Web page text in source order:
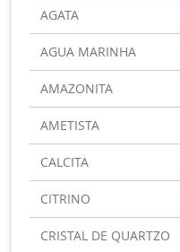
AGATA
AGUA MARINHA
AMAZONITA
AMETISTA
CALCITA
CITRINO
CRISTAL DE QUARTZO